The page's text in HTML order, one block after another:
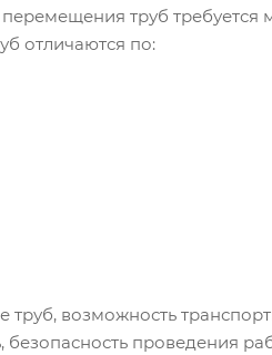
труб требуется
отличаются по:
возможность
безопасность проведения